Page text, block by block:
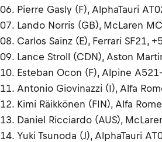
06. Pierre Gasly (F), AlphaTauri
07. Lando Norris (GB), McLaren
08. Carlos Sainz (E), Ferrari SF21,
09. Lance Stroll (CDN), Aston
10. Esteban Ocon (F), Alpine
11. Antonio Giovinazzi (I), Alfa
12. Kimi Räikkönen (FIN), Alfa
13. Daniel Ricciardo (AUS),
14. Yuki Tsunoda (J), AlphaTauri